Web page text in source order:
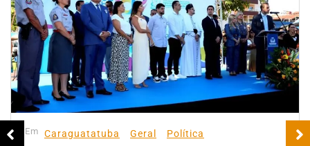
Em Caraguatatuba Geral Política